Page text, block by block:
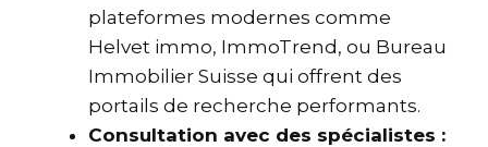
plateformes modernes comme
Helvet immo, ImmoTrend, ou Bureau
Immobilier Suisse qui offrent des
portails de recherche performants.
Consultation avec des spécialistes :